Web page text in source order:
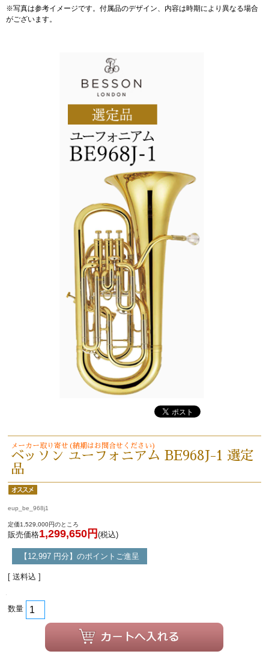
※写真は参考イメージです。付属品のデザイン、内容は時期により異なる場合
がございます。
メーカー取り寄せ(納期はお問合せください)
ベッソン ユーフォニアム BE968J-1 選定
品
eup_be_968j1
定価1,529,000円のところ
販売価格1,299,650円 (税込)
【12,997 円分】のポイントご進呈
[ 送料込 ]
数量